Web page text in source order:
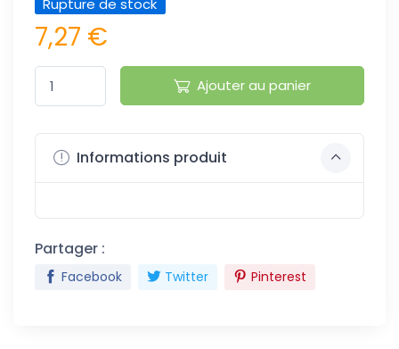
Rupture de stock
7,27 €
Ajouter au panier
Informations produit
Partager :
Facebook Twitter Pinterest